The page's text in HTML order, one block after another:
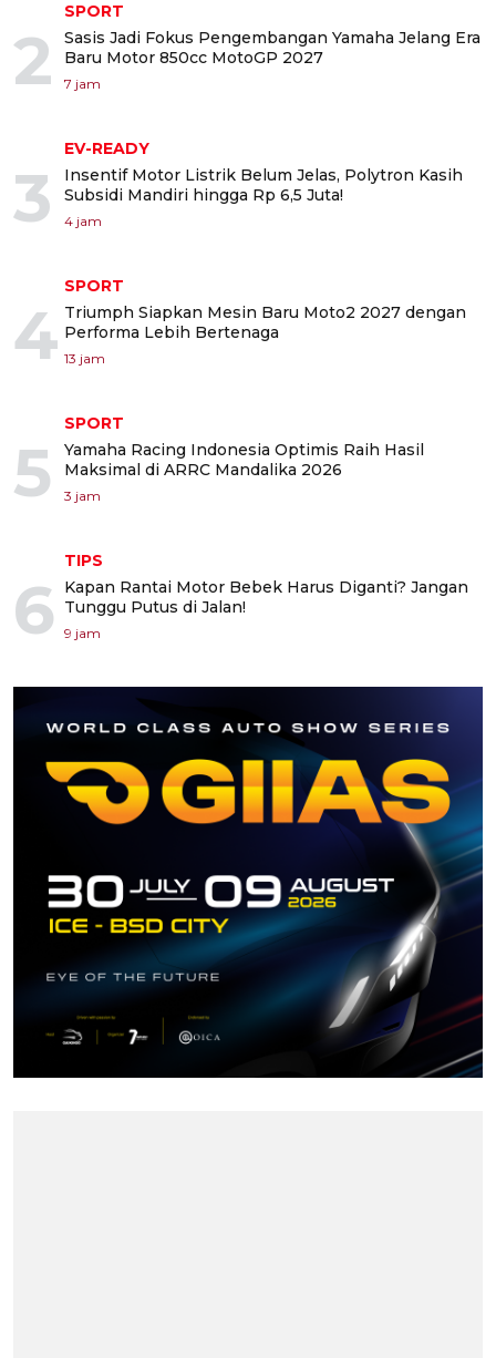
2
SPORT
Sasis Jadi Fokus Pengembangan Yamaha Jelang Era
Baru Motor 850cc MotoGP 2027
7 jam
3
EV-READY
Insentif Motor Listrik Belum Jelas, Polytron Kasih
Subsidi Mandiri hingga Rp 6,5 Juta!
4 jam
4
SPORT
Triumph Siapkan Mesin Baru Moto2 2027 dengan
Performa Lebih Bertenaga
13 jam
5
SPORT
Yamaha Racing Indonesia Optimis Raih Hasil
Maksimal di ARRC Mandalika 2026
3 jam
6
TIPS
Kapan Rantai Motor Bebek Harus Diganti? Jangan
Tunggu Putus di Jalan!
9 jam